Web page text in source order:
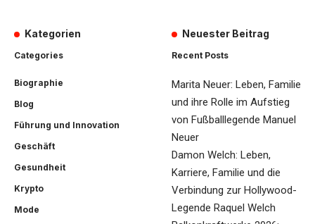
Kategorien
Categories
Biographie
Blog
Führung und Innovation
Geschäft
Gesundheit
Krypto
Mode
Neuester Beitrag
Recent Posts
Marita Neuer: Leben, Familie
und ihre Rolle im Aufstieg
von Fußballlegende Manuel
Neuer
Damon Welch: Leben,
Karriere, Familie und die
Verbindung zur Hollywood-
Legende Raquel Welch